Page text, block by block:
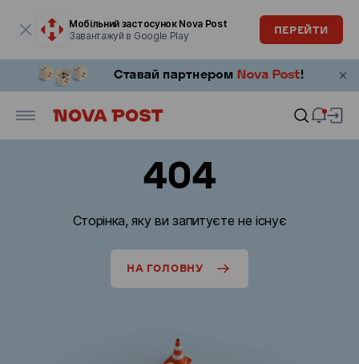
Мобільний застосунок Nova Post
Завантажуй в Google Play
ПЕРЕЙТИ
404
Сторінка, яку ви запитуєте не існує
НА ГОЛОВНУ